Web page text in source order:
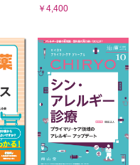
皮膚炎のケア
こと；筋痛性脳脊髄炎/
疲労
￥4,400